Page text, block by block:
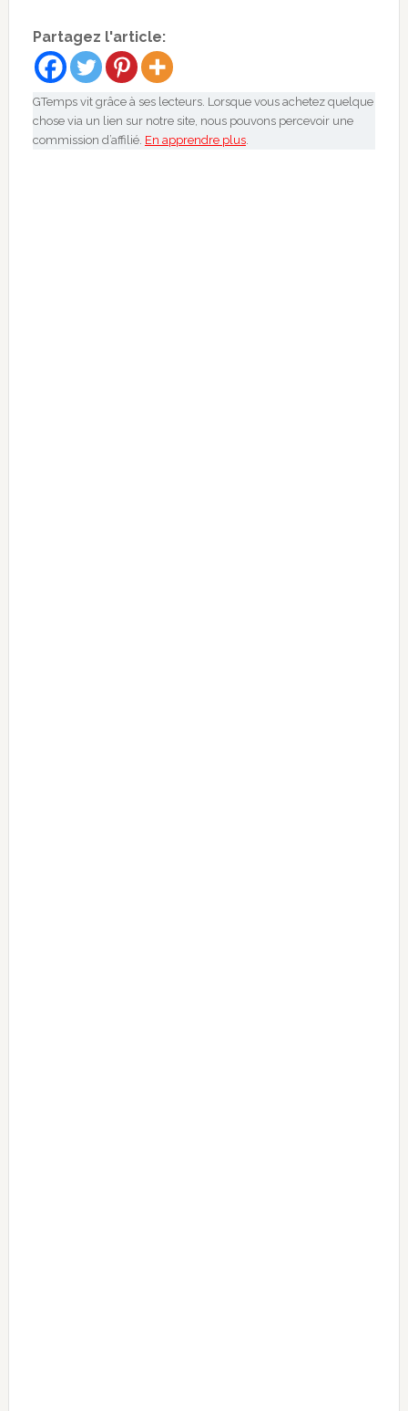
Partagez l'article:
GTemps vit grâce à ses lecteurs. Lorsque vous achetez quelque
chose via un lien sur notre site, nous pouvons percevoir une
commission d’affilié. En apprendre plus.